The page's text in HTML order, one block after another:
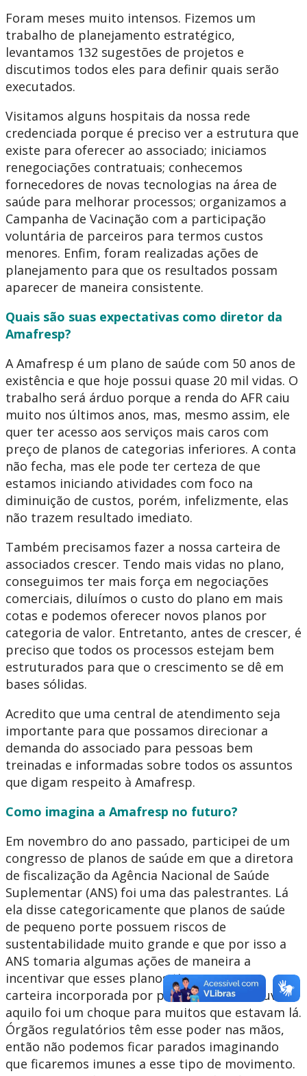
Foram meses muito intensos. Fizemos um
trabalho de planejamento estratégico,
levantamos 132 sugestões de projetos e
discutimos todos eles para definir quais serão
executados.
Visitamos alguns hospitais da nossa rede
credenciada porque é preciso ver a estrutura que
existe para oferecer ao associado; iniciamos
renegociações contratuais; conhecemos
fornecedores de novas tecnologias na área de
saúde para melhorar processos; organizamos a
Campanha de Vacinação com a participação
voluntária de parceiros para termos custos
menores. Enfim, foram realizadas ações de
planejamento para que os resultados possam
aparecer de maneira consistente.
Quais são suas expectativas como diretor da
Amafresp?
A Amafresp é um plano de saúde com 50 anos de
existência e que hoje possui quase 20 mil vidas. O
trabalho será árduo porque a renda do AFR caiu
muito nos últimos anos, mas, mesmo assim, ele
quer ter acesso aos serviços mais caros com
preço de planos de categorias inferiores. A conta
não fecha, mas ele pode ter certeza de que
estamos iniciando atividades com foco na
diminuição de custos, porém, infelizmente, elas
não trazem resultado imediato.
Também precisamos fazer a nossa carteira de
associados crescer. Tendo mais vidas no plano,
conseguimos ter mais força em negociações
comerciais, diluímos o custo do plano em mais
cotas e podemos oferecer novos planos por
categoria de valor. Entretanto, antes de crescer, é
preciso que todos os processos estejam bem
estruturados para que o crescimento se dê em
bases sólidas.
Acredito que uma central de atendimento seja
importante para que possamos direcionar a
demanda do associado para pessoas bem
treinadas e informadas sobre todos os assuntos
que digam respeito à Amafresp.
Como imagina a Amafresp no futuro?
Em novembro do ano passado, participei de um
congresso de planos de saúde em que a diretora
de fiscalização da Agência Nacional de Saúde
Suplementar (ANS) foi uma das palestrantes. Lá
ela disse categoricamente que planos de saúde
de pequeno porte possuem riscos de
sustentabilidade muito grande e que por isso a
ANS tomaria algumas ações de maneira a
incentivar que esses planos tivessem a sua
carteira incorporada por planos maiores. Ouvir
aquilo foi um choque para muitos que estavam lá.
Órgãos regulatórios têm esse poder nas mãos,
então não podemos ficar parados imaginando
que ficaremos imunes a esse tipo de movimento.